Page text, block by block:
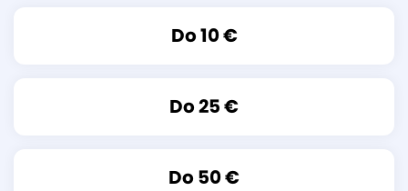
Do 10 €
Do 25 €
Do 50 €